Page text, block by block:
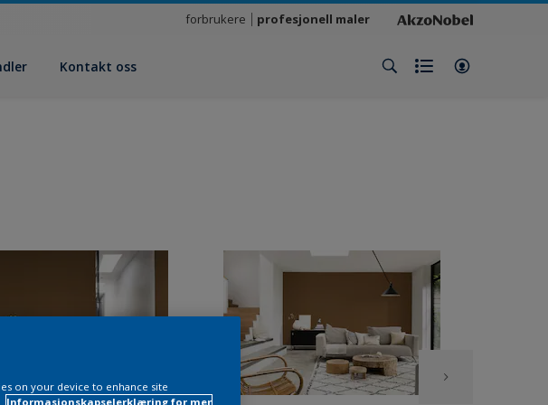
forbrukere profesjonell maler
Kontakt oss
on your device to enhance site
Informasjonskapselerklæring for mer